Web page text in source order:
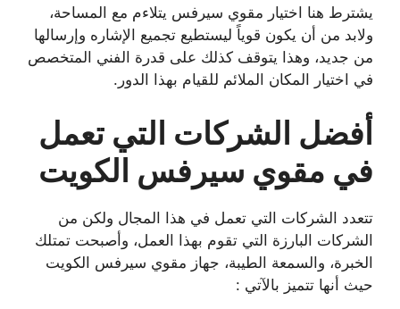
يشترط هنا اختيار مقوي سيرفس يتلاءم مع المساحة،
ولابد من أن يكون قوياً ليستطيع تجميع الإشاره وإرسالها
من جديد، وهذا يتوقف كذلك على قدرة الفني المتخصص
في اختيار المكان الملائم للقيام بهذا الدور.
أفضل الشركات التي تعمل
في مقوي سيرفس الكويت
تتعدد الشركات التي تعمل في هذا المجال ولكن من
الشركات البارزة التي تقوم بهذا العمل، وأصبحت تمتلك
الخبرة، والسمعة الطيبة، جهاز مقوي سيرفس الكويت
حيث أنها تتميز بالآتي :